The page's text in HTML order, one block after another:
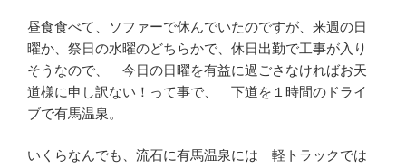
昼食食べて、ソファーで休んでいたのですが、来週の日
曜か、祭日の水曜のどちらかで、休日出勤で工事が入り
そうなので、 今日の日曜を有益に過ごさなければお天
道様に申し訳ない！って事で、 下道を１時間のドライ
ブで有馬温泉。
いくらなんでも、流石に有馬温泉には 軽トラックでは